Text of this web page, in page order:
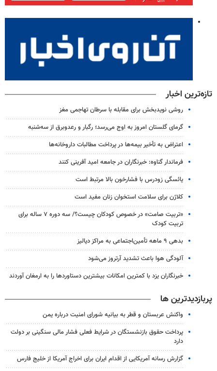
تازه‌ترین اخبار
روشی نویدبخش برای مقابله با سرطان تهاجمی مغز
گرمای گلستان امروز به اوج می‌رسد؛ رگبار و رعدوبرق از سه‌شنبه
اعتراض به تأخیر بیمه‌ها در پرداخت مطالبات داروخانه‌ها
فرماندار گناوه: خبرنگاران در جامعه امید آفرینی کنند
یائسگی زودرس با فشارخون بالا مرتبط است
کلاژن برای سلامت استخوان زنان مفید است
«تربیت صامت» در خصوص کودکان چیست؟/ سه دوره ۷ ساله برای
تربیت کودک
بدهی ۹ ماهه تأمین‌اجتماعی به مراکز دیالیز
آلودگی هوا باعث تشدید آرتروز می‌شود
خبرنگاران یزد با کمترین امکانات بیشترین دستاوردها را به ارمغان آوردند
پربازدیدترین ها
واکنش عربستان و قطر به بیانیه شورای امنیت درباره یمن
پرداخت حقوق بازنشستگان در شرایط فعلی فشار مالی سنگینی بر دولت
دارد
گزارش رسانه آمریکایی از اقدام ایران برای اخراج آمریکا از خلیج فارس